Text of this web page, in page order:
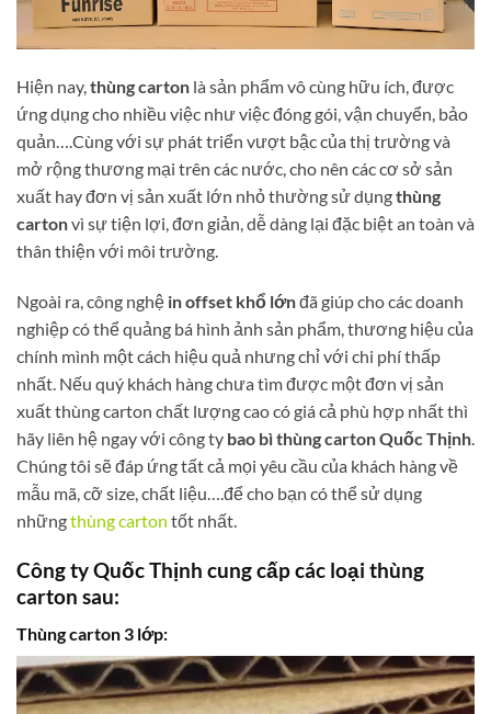
Hiện nay,thùng carton là sản phẩm vô cùng hữu ích, được
ứng dụng cho nhiều việc như việc đóng gói, vận chuyển, bảo
quản….Cùng với sự phát triển vượt bậc của thị trường và
mở rộng thương mại trên các nước, cho nên các cơ sở sản
xuất hay đơn vị sản xuất lớn nhỏ thường sử dụngthùng
cartonvì sự tiện lợi, đơn giản, dễ dàng lại đặc biệt an toàn và
thân thiện với môi trường.
Ngoài ra, công nghệ in offset khổ lớnđã giúp cho các doanh
nghiệp có thể quảng bá hình ảnh sản phẩm, thương hiệu của
chính mình một cách hiệu quả nhưng chỉ với chi phí thấp
nhất. Nếu quý khách hàng chưa tìm được một đơn vị sản
xuất thùng carton chất lượng cao có giá cả phù hợp nhất thì
hãy liên hệ ngay với công ty bao bì thùng carton Quốc Thịnh
Chúng tôi sẽ đáp ứng tất cả mọi yêu cầu của khách hàng về
mẫu mã, cỡ size, chất liệu….để cho bạn có thể sử dụng
nhữngthùng carton tốt nhất.
Công ty Quốc Thịnh cung cấp các loại thùng
carton sau:
Thùng carton 3 lớp: